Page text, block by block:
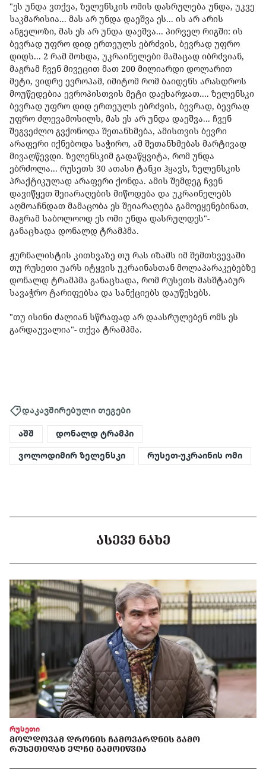
"ეს უნდა ვთქვა, ზელენსკის ომის დასრულება უნდა, უკვე
საკმარისია... მას არ უნდა დაეშვა ეს... ის არ არის
ანგელოზი, მას ეს არ უნდა დაეშვა... პირველ რიგში: ის
ბევრად უფრო დიდ ერთეულს ებრძვის, ბევრად უფრო
დიდს... 2 რამ მოხდა, უკრაინელები მამაცად იბრძვიან,
მაგრამ ჩვენ მივეცით მათ 200 მილიარდი დოლარით
მეტი, ვიდრე ევროპამ, იმიტომ რომ ბაიდენს არასდროს
მოუწედებია ევროპისთვის მეტი დაეხარჯათ.... ზელენსკი
ბევრად უფრო დიდ ერთეულს ებრძვის, ბევრად, ბევრად
უფრო ძლევამოსილს, მას ეს არ უნდა დაეშვა... ჩვენ
შეგვეძლო გვქონოდა შეთანხმება, ამისთვის ბევრი
არაფერი იქნებოდა საჭირო, ამ შეთანხმებას მარტივად
მივაღწევდი. ზელენსკიმ გადაწყვიტა, რომ უნდა
ებრძოლა... რუსეთს 30 ათასი ტანკი ჰყავს, ზელენსკის
პრაქტიკულად არაფერი ქონდა. ამის შემდეგ ჩვენ
დავიწყეთ შეიარაღების მიწოდება და უკრაინელებს
აღმოაჩნდათ მამაცობა ეს შეიარაღება გამოეყენებინათ,
მაგრამ საბოლოოდ ეს ომი უნდა დასრულდეს"-
განაცხადა დონალდ ტრამპმა.
ჟურნალისტის კითხვაზე თუ რას იზამს იმ შემთხვევაში
თუ რუსეთი უარს იტყვის უკრაინასთან მოლაპარაკებებზე
დონალდ ტრამპმა განაცხადა, რომ რუსეთს მასშტაბურ
სავაჭრო ტარიფებსა და სანქციებს დაუწესებს.
"თუ ისინი ძალიან სწრაფად არ დაასრულებენ ომს ეს
გარდაუვალია"- თქვა ტრამპმა.
დაკავშირებული თეგები
აშშ დონალდ ტრამპი
ვოლოდიმირ ზელენსკი რუსეთ-უკრაინის ომი
ᲐᲡᲔᲕᲔ ᲜᲐᲮᲔ
რუსეთი
ᲛᲝᲚᲓᲝᲕᲐᲛ ᲓᲠᲝᲜᲘᲡ ᲩᲐᲛᲝᲕᲐᲠᲓᲜᲘᲡ ᲒᲐᲛᲝ
ᲠᲣᲡᲔᲗᲘᲓᲐᲜ ᲔᲚᲩᲘ ᲒᲐᲛᲝᲘᲬᲕᲘᲐ